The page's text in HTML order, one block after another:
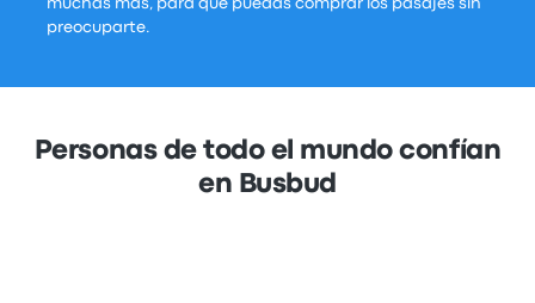
muchas más, para que puedas comprar los pasajes sin
preocuparte.
Personas de todo el mundo confían
en Busbud